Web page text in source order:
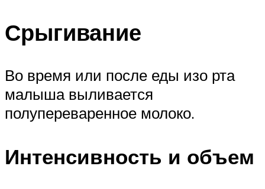
Срыгивание
Во время или после еды изо рта
малыша выливается
полупереваренное молоко.
Интенсивность и объем